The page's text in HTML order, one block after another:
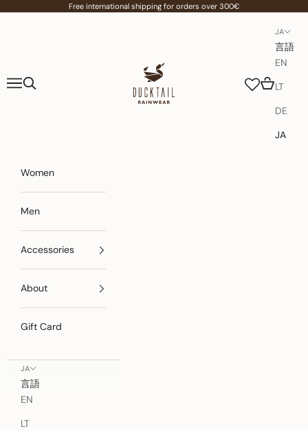
コンテンツへスキップFree international shipping for orders over 300€
Ducktail Rainwear
メニュー
検索 カート
JA
言語
EN
LT
DE
JA
Women
Men
Accessories
About
Gift Card
JA
言語
EN
LT